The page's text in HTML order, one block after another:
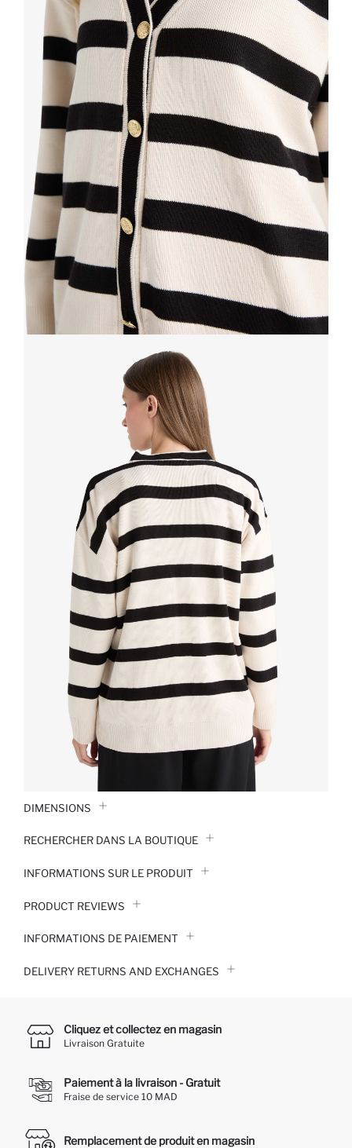
DIMENSIONS
RECHERCHER DANS LA BOUTIQUE
INFORMATIONS SUR LE PRODUIT
PRODUCT REVIEWS
INFORMATIONS DE PAIEMENT
DELIVERY RETURNS AND EXCHANGES
Cliquez et collectez en magasin
Livraison Gratuite
Paiement à la livraison - Gratuit
Fraise de service 10 MAD
Remplacement de produit en magasin